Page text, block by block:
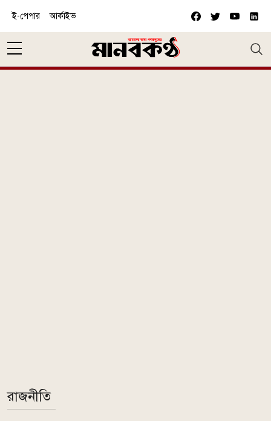
ই-পেপার আর্কাইভ
রাজনীতি